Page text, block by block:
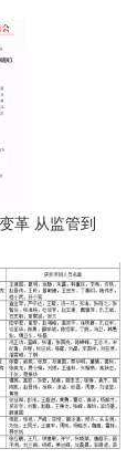
思考
革 从监管到
服务升级路